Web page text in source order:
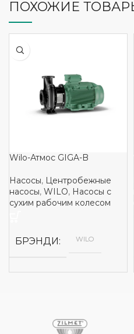
ПОХОЖИЕ
Wilo-Атмос GIGA-B
Насосы, Центробежные
насосы, WILO, Насосы с
сухим рабочим колесом
БРЭНДИ WILO